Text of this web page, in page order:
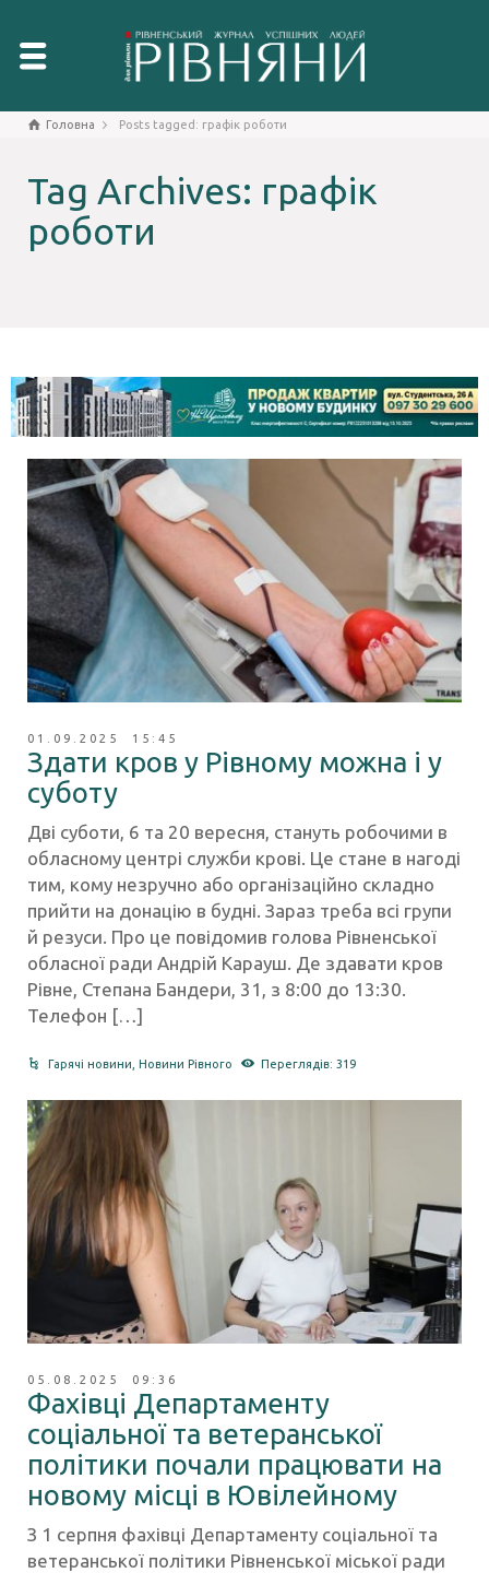
Головна Posts tagged: графік роботи
Tag Archives: графік
роботи
01.09.2025 15:45
Здати кров у Рівному можна і у
суботу
Дві суботи, 6 та 20 вересня, стануть робочими в
обласному центрі служби крові. Це стане в нагоді
тим, кому незручно або організаційно складно
прийти на донацію в будні. Зараз треба всі групи
й резуси. Про це повідомив голова Рівненської
обласної ради Андрій Карауш. Де здавати кров
Рівне, Степана Бандери, 31, з 8:00 до 13:30.
Телефон […]
Гарячі новини Новини Рівного Переглядів: 319
05.08.2025 09:36
Фахівці Департаменту
соціальної та ветеранської
політики почали працювати на
новому місці в Ювілейному
З 1 серпня фахівці Департаменту соціальної та
ветеранської політики Рівненської міської ради